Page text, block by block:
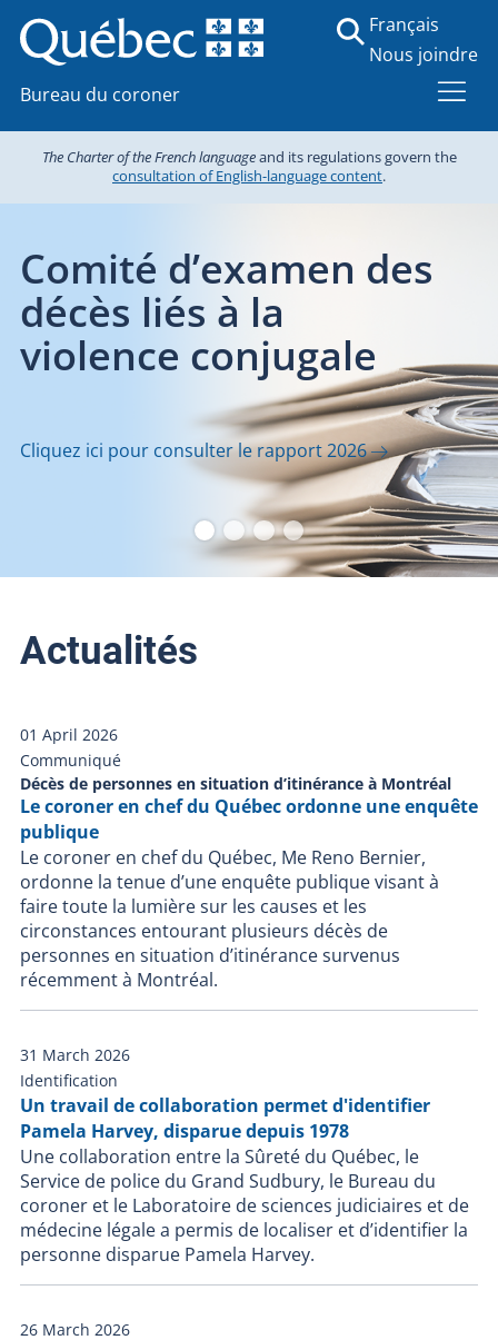
Bureau du coroner
Français
Nous joindre
The Charter of the French languageand its regulations govern the
consultation of English-language content.
Transporteurs pour
le Bureau du coroner
Consultez les outils et documents pertinents
Actualités
01 April 2026
Communiqué
Décès de personnes en situation d’itinérance à Montréal
Le coroner en chef du Québec ordonne une enquête
publique
Le coroner en chef du Québec, Me Reno Bernier,
ordonne la tenue d’une enquête publique visant à
faire toute la lumière sur les causes et les
circonstances entourant plusieurs décès de
personnes en situation d’itinérance survenus
récemment à Montréal.
31 March 2026
Identification
Un travail de collaboration permet d'identifier
Pamela Harvey, disparue depuis 1978
Une collaboration entre la Sûreté du Québec, le
Service de police du Grand Sudbury, le Bureau du
coroner et le Laboratoire de sciences judiciaires et de
médecine légale a permis de localiser et d’identifier la
personne disparue Pamela Harvey.
26 March 2026